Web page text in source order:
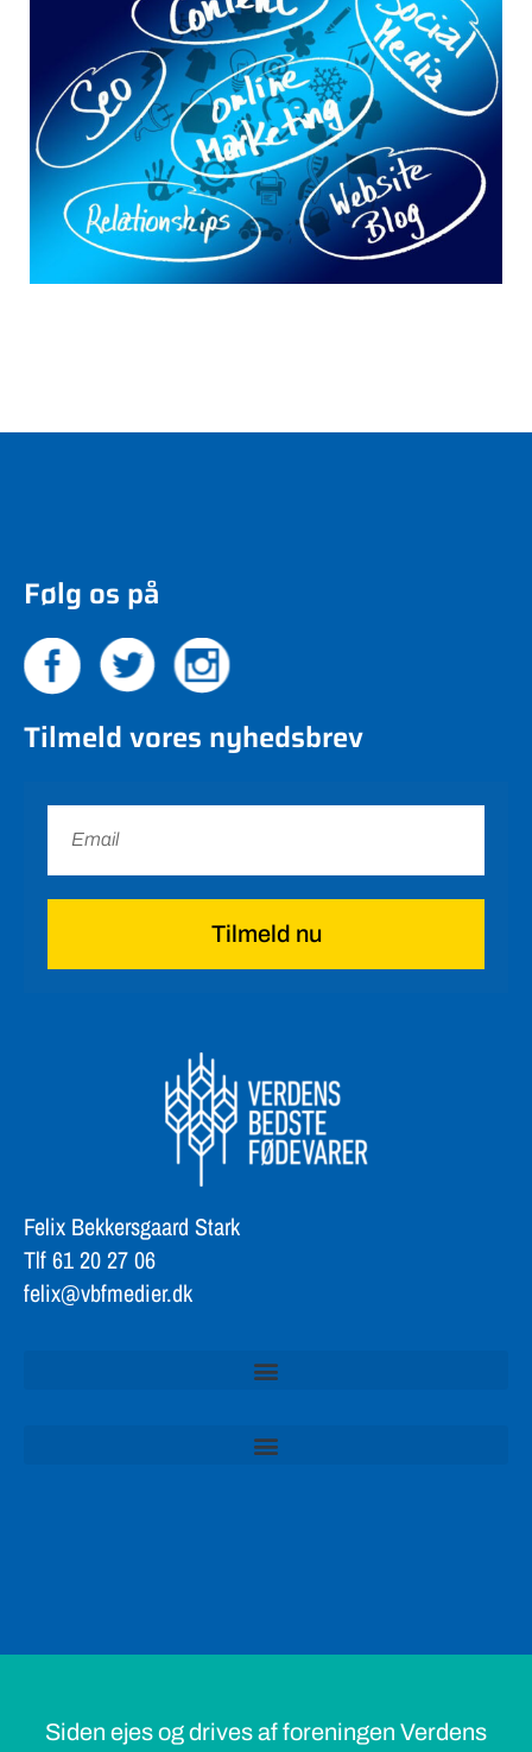
Følg os på
Tilmeld vores nyhedsbrev
Tilmeld nu
Felix Bekkersgaard Stark
Tlf 61 20 27 06
felix@vbfmedier.dk
Siden ejes og drives af foreningen Verdens